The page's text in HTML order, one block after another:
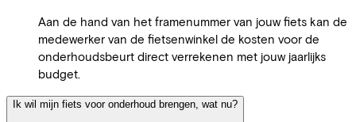
Aan de hand van het framenummer van jouw fiets kan de
medewerker van de fietsenwinkel de kosten voor de
onderhoudsbeurt direct verrekenen met jouw jaarlijks
budget.
Ik wil mijn fiets voor onderhoud brengen, wat nu?